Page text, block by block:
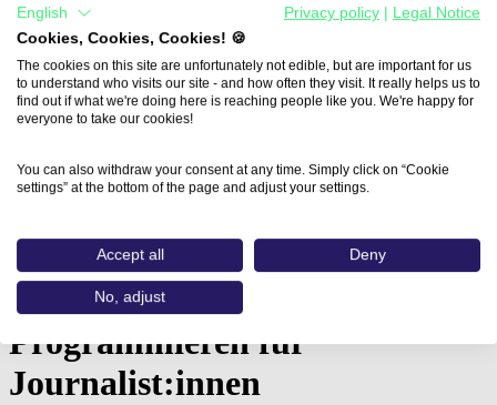
Aus- und Weiterbildungen
Programmieren für Journalist:innen (Akademie…
Programmieren für
Journalist:innen
English Privacy policy
Legal Notice
Cookies, Cookies, Cookies! 🍪
The cookies on this site are unfortunately not edible, but are important for us
to understand who visits our site - and how often they visit. It really helps us to
find out if what we're doing here is reaching people like you. We're happy for
everyone to take our cookies!
You can also withdraw your consent at any time. Simply click on “Cookie
settings” at the bottom of the page and adjust your settings.
Accept all Deny
No, adjust